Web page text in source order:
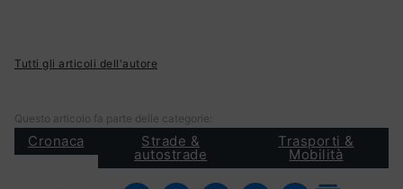
Tutti gli articoli dell'autore
Questo articolo fa parte delle categorie:
Cronaca Strade &
autostrade
Trasporti &
Mobilità